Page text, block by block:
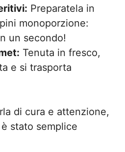
Preparatela in
monoporzione:
un secondo!
Tenuta in fresco,
e si trasporta
di cura e attenzione,
stato semplice